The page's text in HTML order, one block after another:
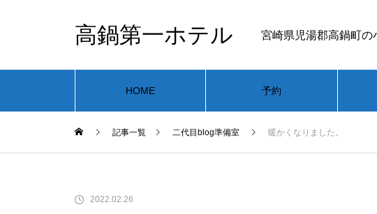
高鍋第一ホテル 宮崎県児湯郡高鍋町の
HOME 予約
記事一覧 二代目blog準備室 暖かくなりました。
2022.02.26